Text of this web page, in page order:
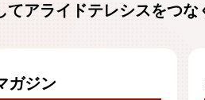
てアライドテレシスをつな
ガジン